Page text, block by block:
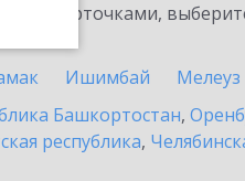
карточками,
Ишимбай Мелеуз
Башкортостан,
республика,